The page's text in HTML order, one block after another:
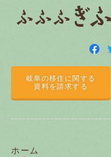
岐阜の移住に関する
資料を請求する
ホーム